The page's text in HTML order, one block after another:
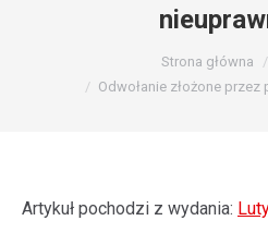
Strona główna
Odwołanie złożone
Artykuł pochodzi z wydania: